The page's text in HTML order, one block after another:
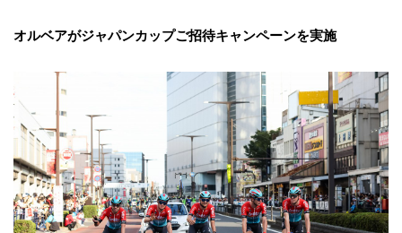
オルベアがジャパンカップご招待キャンペーンを実施